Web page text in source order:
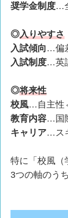
奨学金制度…
◎入りやすさ
入試傾向 …偏
入試制度…英
◎将来性
校風…自主性
教育内容…国
キャリア…ス
特に「校風（
3つの軸のう